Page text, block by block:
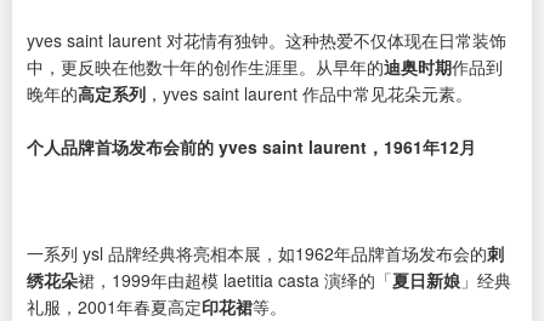
yves saint laurent 对花情有独钟。这种热爱不仅体现在日常装饰
中，更反映在他数十年的创作生涯里。从早年的迪奥时期作品到
晚年的高定系列 ，yves saint laurent 作品中常见花朵元素。
个人品牌首场发布会前的 yves saint laurent，1961年12月
一系列 ysl 品牌经典将亮相本展，如1962年品牌首场发布会的刺
绣花朵裙，1999年由超模 laetitia casta 演绎的「夏日新娘 」经典
礼服，2001年春夏高定印花裙等。